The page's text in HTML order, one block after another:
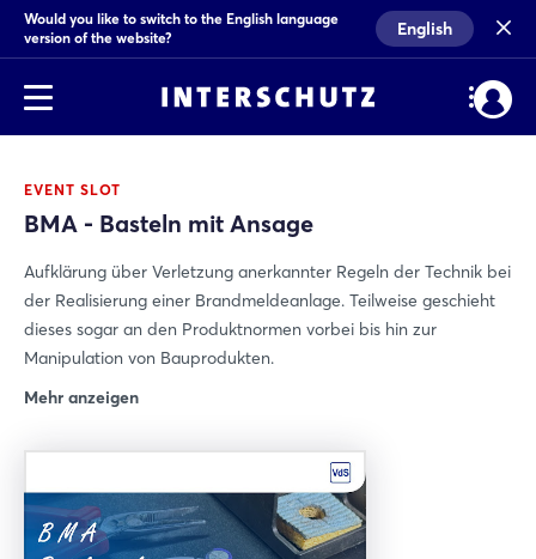
Would you like to switch to the English language
version of the website?
English
EVENT SLOT
BMA - Basteln mit Ansage
Aufklärung über Verletzung anerkannter Regeln der Technik bei
der Realisierung einer Brandmeldeanlage. Teilweise geschieht
dieses sogar an den Produktnormen vorbei bis hin zur
Manipulation von Bauprodukten.
Mehr anzeigen